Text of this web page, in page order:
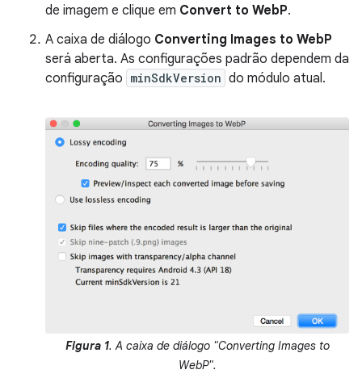
de imagem e clique em Convert to WebP.
A caixa de diálogo Converting Images to WebP
será aberta. As configurações padrão dependem da
configuração minSdkVersion do módulo atual.
Figura 1. A caixa de diálogo "Converting Images to
WebP".